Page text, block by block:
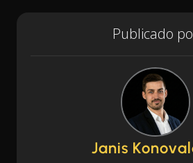
Publicado
Janis